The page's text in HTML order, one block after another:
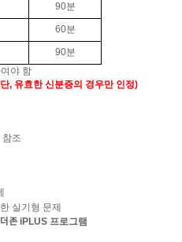
90분
60분
90분
야 함
단, 유효한 신분증의 경우만 인정)
참조
실기형 문제
존 iPLUS 프로그램